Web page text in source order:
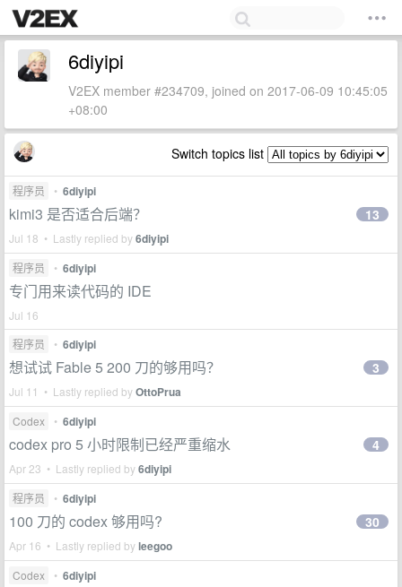
6diyipi
V2EX member #234709, joined on 2017-06-09 10:45:05
+08:00
Switch topics list
程序员 • 6diyipi
kimi3 是否适合后端？
Jul 18 • Lastly replied by6diyipi
13
程序员 • 6diyipi
专门用来读代码的 IDE
Jul 16
程序员
• 6diyipi
想试试 Fable 5 200 刀的够用吗？
Jul 11 • Lastly replied byOttoPrua
3
Codex • 6diyipi
codex pro 5 小时限制已经严重缩水
Apr 23 • Lastly replied by6diyipi
4
程序员 • 6diyipi
100 刀的 codex 够用吗?
Apr 16 • Lastly replied byleegoo
30
Codex • 6diyipi